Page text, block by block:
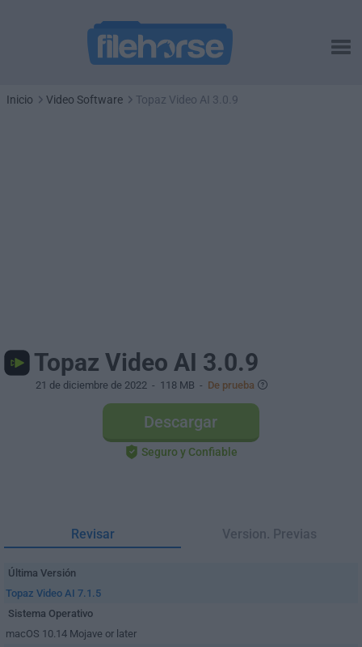
Inicio Video Software Topaz Video AI 3.0.9
Topaz Video AI 3.0.9
21 de diciembre de 2022 - 118 MB - De prueba
Descargar
Seguro y Confiable
Revisar Version. Previas
Última Versión
Topaz Video AI 7.1.5
Sistema Operativo
macOS 10.14 Mojave or later